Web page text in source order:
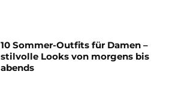
10 Sommer-Outfits für Damen –
stilvolle Looks von morgens bis
abends